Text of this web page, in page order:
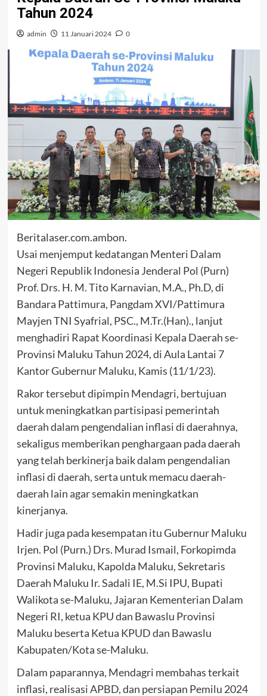
Tahun 2024
admin 11 Januari 2024 0
Beritalaser.com.ambon.
Usai menjemput kedatangan Menteri Dalam
Negeri Republik Indonesia Jenderal Pol (Purn)
Prof. Drs. H. M. Tito Karnavian, M.A., Ph.D, di
Bandara Pattimura, Pangdam XVI/Pattimura
Mayjen TNI Syafrial, PSC., M.Tr.(Han)., lanjut
menghadiri Rapat Koordinasi Kepala Daerah se-
Provinsi Maluku Tahun 2024, di Aula Lantai 7
Kantor Gubernur Maluku, Kamis (11/1/23).
Rakor tersebut dipimpin Mendagri, bertujuan
untuk meningkatkan partisipasi pemerintah
daerah dalam pengendalian inflasi di daerahnya,
sekaligus memberikan penghargaan pada daerah
yang telah berkinerja baik dalam pengendalian
inflasi di daerah, serta untuk memacu daerah-
daerah lain agar semakin meningkatkan
kinerjanya.
Hadir juga pada kesempatan itu Gubernur Maluku
Irjen. Pol (Purn.) Drs. Murad Ismail, Forkopimda
Provinsi Maluku, Kapolda Maluku, Sekretaris
Daerah Maluku Ir. Sadali IE, M.Si IPU, Bupati
Walikota se-Maluku, Jajaran Kementerian Dalam
Negeri RI, ketua KPU dan Bawaslu Provinsi
Maluku beserta Ketua KPUD dan Bawaslu
Kabupaten/Kota se-Maluku.
Dalam paparannya, Mendagri membahas terkait
inflasi, realisasi APBD, dan persiapan Pemilu 2024